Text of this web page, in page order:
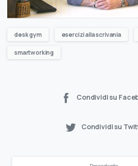
desk gym esercizi alla scrivania
smartworking
Condividi su
Condividi su